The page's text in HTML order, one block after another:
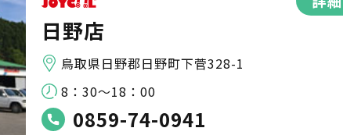
日野店
鳥取県日野郡日野町下菅328-1
8：30～18：00
0859-74-0941